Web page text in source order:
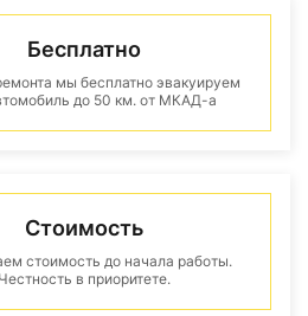
Бесплатно
мы бесплатно эвакуируем
до 50 км. от МКАД-а
Стоимость
стоимость до начала работы.
Честность в приоритете.